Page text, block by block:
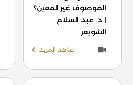
الموصوف غير المعين؟
| د. عبد السلام
الشويعر
شاهد المزيد